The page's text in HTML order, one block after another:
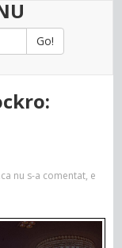
Go!
nu s-a comentat, e